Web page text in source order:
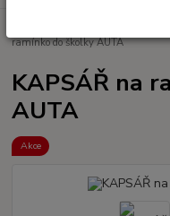
ramínko do školky AUTA
KAPSÁŘ na
AUTA
Akce